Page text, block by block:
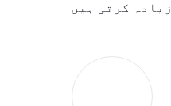
زیادہ کرتی ہیں